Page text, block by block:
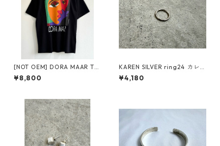
[NOT OEM] DORA MAAR Tee
ノット オーイーエム ドラ マー
ティーblack
¥8,800
KAREN SILVER ring24 カレン
シルバー リング
¥4,180